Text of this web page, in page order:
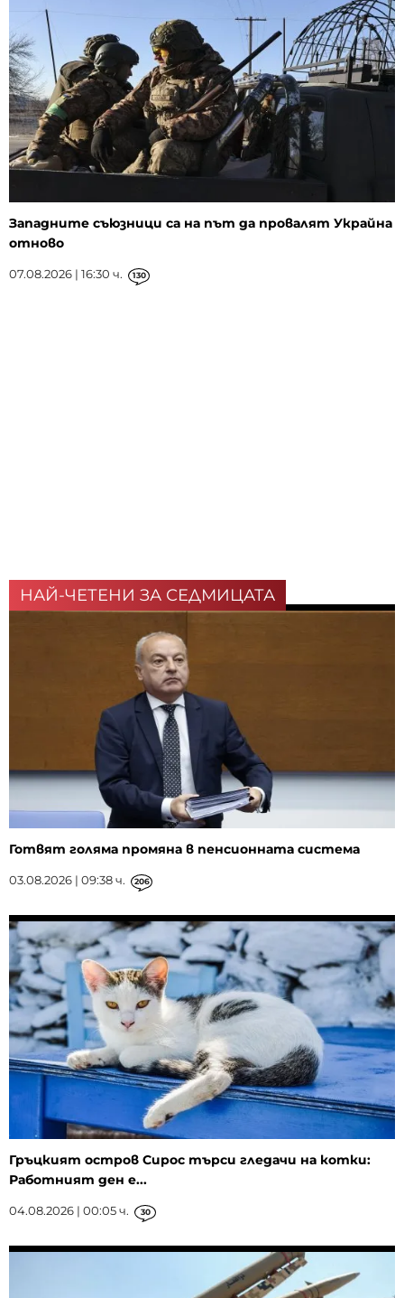
Западните съюзници са на път да провалят Украйна
отново
07.08.2026 | 16:30 ч. 130
НАЙ-ЧЕТЕНИ ЗА СЕДМИЦАТА
Готвят голяма промяна в пенсионната система
03.08.2026 | 09:38 ч. 206
Гръцкият остров Сирос търси гледачи на котки:
Работният ден е...
04.08.2026 | 00:05 ч. 30